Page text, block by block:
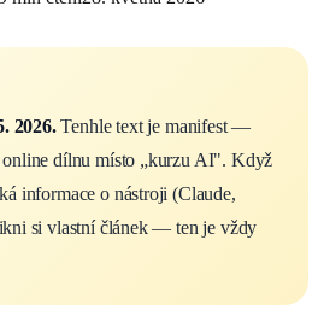
2026.Tenhle text je manifest —
dílnu místo „kurzu AI". Když
informace o nástroji (Claude,
si vlastní článek — ten je vždy